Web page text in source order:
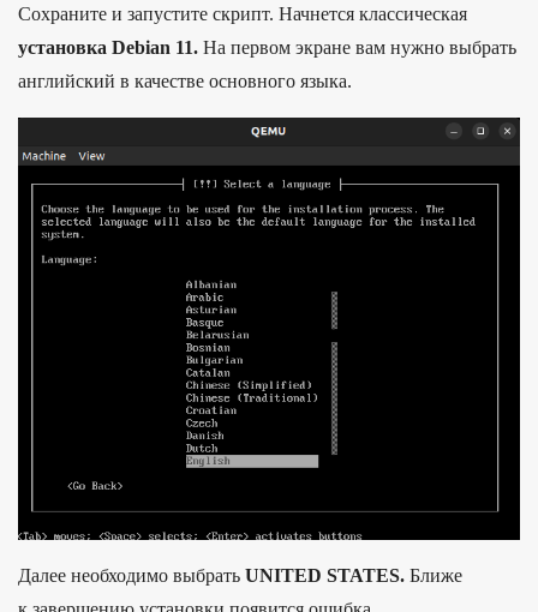
Сохраните и запустите скрипт. Начнется классическая
установка Debian 11. На первом экране вам нужно выбрать
английский в качестве основного языка.
Да­лее необ­ходимо выб­рать UNITED STATES. Бли­же